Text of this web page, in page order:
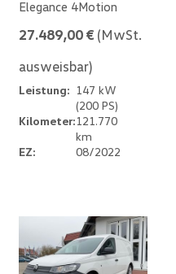
Elegance 4Motion
27.489,00 € (MwSt.
ausweisbar)
Leistung: 147 kW
(200 PS)
Kilometer:121.770
km
EZ:
08/2022